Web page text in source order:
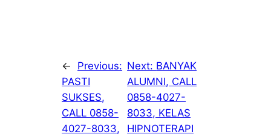
←
Previous:
PASTI
SUKSES,
CALL 0858-
4027-8033,
Next: BANYAK
ALUMNI, CALL
0858-4027-
8033, KELAS
HIPNOTERAPI